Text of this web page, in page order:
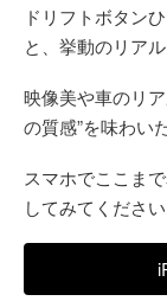
ドリフトボタン
と、挙動のリア
映像美や車のリ
の質感”を味わい
スマホでここま
してみてください